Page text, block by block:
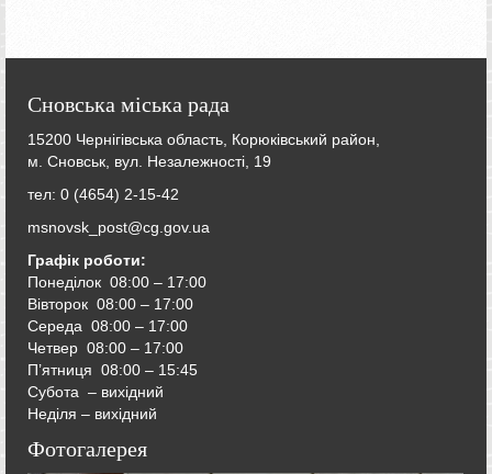
Сновська міська рада
15200 Чернігівська область, Корюківський район,
м. Сновськ, вул. Незалежності, 19
тел: 0 (4654) 2-15-42
msnovsk_post@cg.gov.ua
Графік роботи:
Понеділок 08:00 – 17:00
Вівторок 08:00 – 17:00
Середа 08:00 – 17:00
Четвер 08:00 – 17:00
П’ятниця 08:00 – 15:45
Субота – вихідний
Неділя – вихідний
Фотогалерея